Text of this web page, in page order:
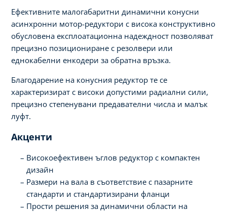
Ефективните малогабаритни динамични конусни
асинхронни мотор-редуктори с висока конструктивно
обусловена експлоатационна надеждност позволяват
прецизно позициониране с резолвери или
еднокабелни енкодери за обратна връзка.
Благодарение на конусния редуктор те се
характеризират с високи допустими радиални сили,
прецизно степенувани предавателни числа и малък
луфт.
Акценти
Високоефективен ъглов редуктор с компактен
дизайн
Размери на вала в съответствие с пазарните
стандарти и стандартизирани фланци
Прости решения за динамични области на